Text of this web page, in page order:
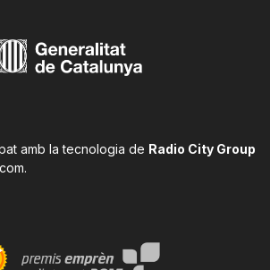
amb la tecnologia de Radio City Group
.